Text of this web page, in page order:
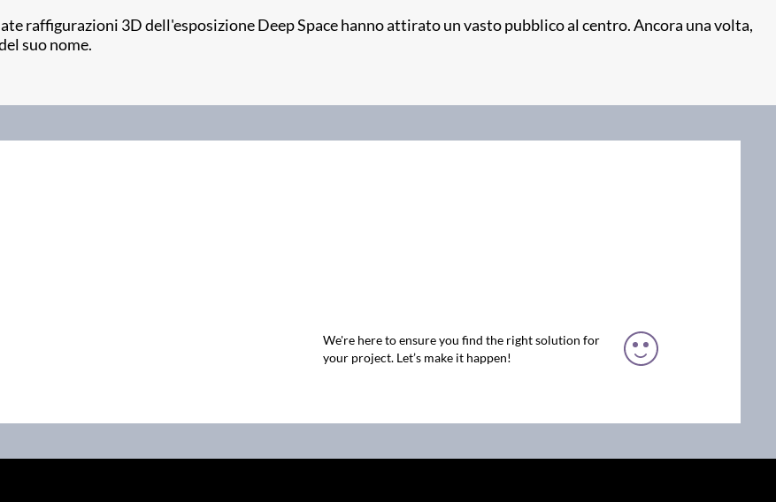
raffigurazioni 3D dell'esposizione Deep Space hanno attirato un vasto pubblico al centro. Ancora una volta,
suo nome.
We're here to ensure you find the right solution for
your project. Let’s make it happen!